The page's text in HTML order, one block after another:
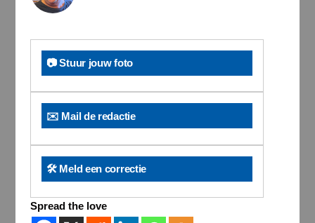
📷 Stuur jouw foto
✉️ Mail de redactie
🛠️ Meld een correctie
Spread the love